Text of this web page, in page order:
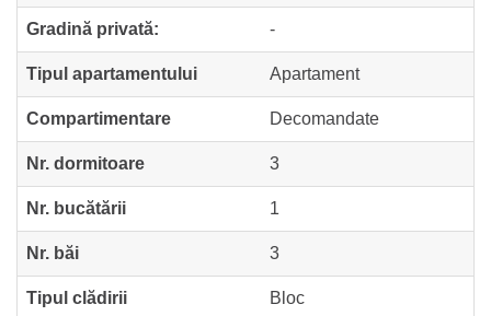
Gradină privată: -
Tipul apartamentului Apartament
Compartimentare Decomandate
Nr. dormitoare 3
Nr. bucătării 1
Nr. băi 3
Tipul clădirii Bloc